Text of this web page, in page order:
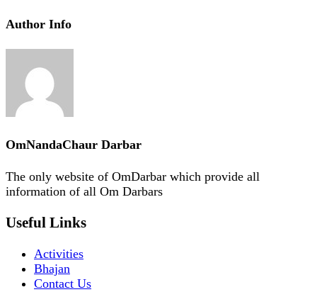
Author Info
OmNandaChaur Darbar
The only website of OmDarbar which provide all
information of all Om Darbars
Useful Links
Activities
Bhajan
Contact Us